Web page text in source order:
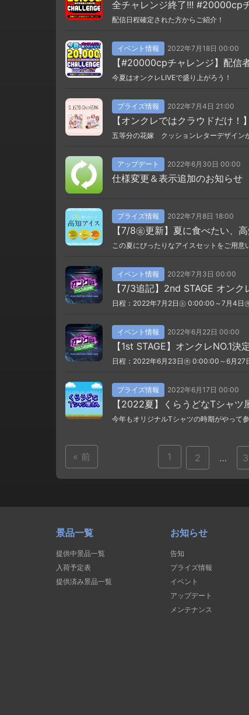
全チャレンジ終了!!! #20000cp
配信日程確定された方からご紹介！
イベント情報 2022年7月18日 00:00
【#20000cpチャレンジ】配信
今夏はオンクレLIVEで盛り上がろう！
プライズ情報 2022年7月4日 21:00
【オンクレではクラウドだけ
五等分の花嫁 クッションレターデザイン
アップデート 2022年6月30日 00:00
仕様変更＆表示追加のお知らせ
プライズ情報 2022年7月8日 18:00
【7/8㊎更新】夏に食べたい、高
この夏にぴったりなアイスセットをご用意
イベント情報 2022年7月3日 00:00
【7/3追記】2nd STAGE オンク
日程：2022年7月2日㊏ 0:00:00～7月4日
イベント情報 2022年6月22日 00:00
【1st STAGE】オンクレNO.1決
日程：2022年6月23日㊍ 0:00:00～6月27
プライズ情報 2022年6月17日 00:00
【2022夏】くらうどなTシャツ
今年もオリジナルTシャツの時期がやって
« 前 1 2 …
景品一覧
提供中景品一覧
入荷予定表
提供済み景品一覧
お知らせ
告知
プライズ情報
イベント
アップデート
メンテナンス